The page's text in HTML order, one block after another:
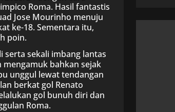
Roma. Hasil fantastis
Jose Mourinho menuju
ke-18. Sementara itu,
poin.
serta sekali imbang lantas
mengamuk bahkan sejak
unggul lewat tendangan
berkat gol Renato
gol bunuh diri dan
Roma.